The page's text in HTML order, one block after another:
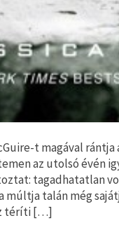
t magával
az utolsó évén
tagadhatatlan
múltja talán még
téríti […]